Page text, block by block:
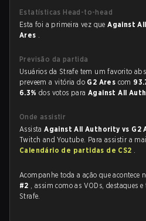
Estatísticas Head-to-head
Esta foi a primeira vez queAgainst
Ares .
Previsão da partida
Usuários da Strafe tem um favorito
preveem a vitória do G2 Ares com
6.3% dos votos para Against All
Onde assistir
AssistaAgainst All Authority vs G2
Twitch and Youtube. Para assistir a
Calendário de partidas de CS2 .
Acompanhe toda a ação que acontece
#2 , assim como as VODs, destaques
Strafe.